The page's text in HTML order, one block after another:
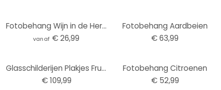
Fotobehang Wijn in de Herfst - Panorama
vanaf € 26,99
Fotobehang Aardbeien
€ 63,99
Glasschilderijen Plakjes Fruit (3-delig) - rond
€ 109,99
Fotobehang Citroenen
€ 52,99